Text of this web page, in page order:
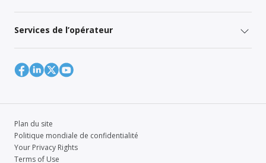
Services de l’opérateur
Plan du site
Politique mondiale de confidentialité
Your Privacy Rights
Terms of Use